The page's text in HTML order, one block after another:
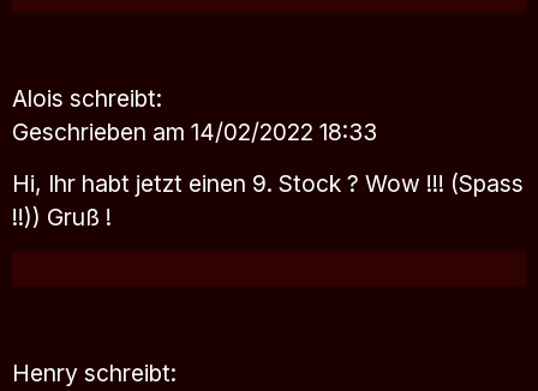
Alois schreibt:
Geschrieben am 14/02/2022 18:33
Hi, Ihr habt jetzt einen 9. Stock ? Wow !!! (Spass
!!)) Gruß !
Henry schreibt: